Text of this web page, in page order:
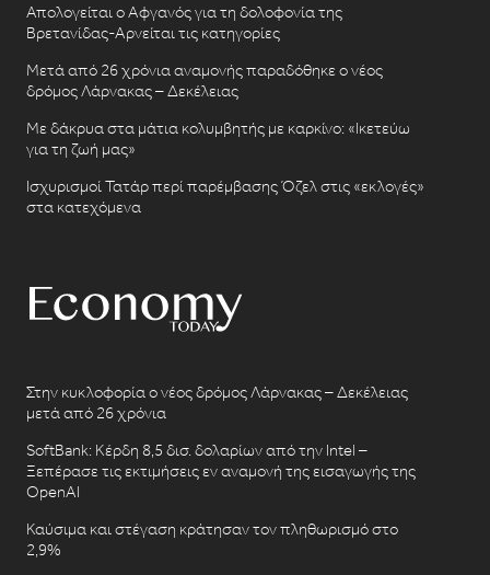
Απολογείται ο Αφγανός για τη δολοφονία της
Βρετανίδας-Αρνείται τις κατηγορίες
Μετά από 26 χρόνια αναμονής παραδόθηκε ο νέος
δρόμος Λάρνακας – Δεκέλειας
Με δάκρυα στα μάτια κολυμβητής με καρκίνο: «Ικετεύω
για τη ζωή μας»
Ισχυρισμοί Τατάρ περί παρέμβασης Όζελ στις «εκλογές»
στα κατεχόμενα
Στην κυκλοφορία ο νέος δρόμος Λάρνακας – Δεκέλειας
μετά από 26 χρόνια
SoftBank: Κέρδη 8,5 δισ. δολαρίων από την Intel –
Ξεπέρασε τις εκτιμήσεις εν αναμονή της εισαγωγής της
OpenAI
Καύσιμα και στέγαση κράτησαν τον πληθωρισμό στο
2,9%